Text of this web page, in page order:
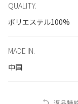
QUALITY.
ポリエステル100%
MADE IN.
中国